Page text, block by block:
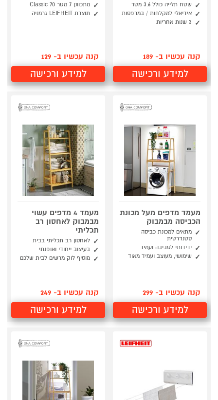
שטח תלייה כולל 3.6 מטר
אידיאלי למקלחות / במרפסות
3 שנות אחריות
קנה עכשיו ב- 189
למידע ורכישה
מתכוונן 7 מטר Classic 70
תוצרת LEIFHEIT גרמניה
קנה עכשיו ב- 129
למידע ורכישה
מעמד מדפים מעל מכונת
הכביסה מבמבוק
מתאים למכונת כביסה
סטנדרטית
ידידותי לסביבה ועמיד
שימושי, מעוצב ועמיד מאוד
קנה עכשיו ב- 299
למידע ורכישה
מעמד 4 מדפים עשוי
מבמבוק לאחסון רב
תכליתי
לאחסון רב תכליתי בבית
בעיצוב ייחודי ואופנתי
מוסיף לוק מרשים לבית שלכם
קנה עכשיו ב- 249
למידע ורכישה